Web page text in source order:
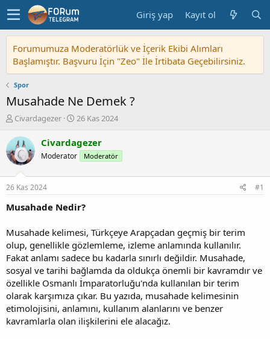
Giriş yap Kayıt ol
Forumumuza Moderatörlük ve İçerik Ekibi Alımları
Başlamıştır. Başvuru İçin "Zeo" İle İrtibata Geçebilirsiniz.
Spor
Musahade Ne Demek ?
K
n
u
y
b
a
ş
t
a
n
Civardagezer
B
ş
l
a
ç
r
i
h
i
26 Kas 2024
Civardagezer
Moderator Moderatör
26 Kas 2024 #1
Musahade Nedir?
Musahade kelimesi, Türkçeye Arapçadan geçmiş bir terim
olup, genellikle gözlemleme, izleme anlamında kullanılır.
Fakat anlamı sadece bu kadarla sınırlı değildir. Musahade,
sosyal ve tarihi bağlamda da oldukça önemli bir kavramdır ve
özellikle Osmanlı İmparatorluğu'nda kullanılan bir terim
olarak karşımıza çıkar. Bu yazıda, musahade kelimesinin
etimolojisini, anlamını, kullanım alanlarını ve benzer
kavramlarla olan ilişkilerini ele alacağız.